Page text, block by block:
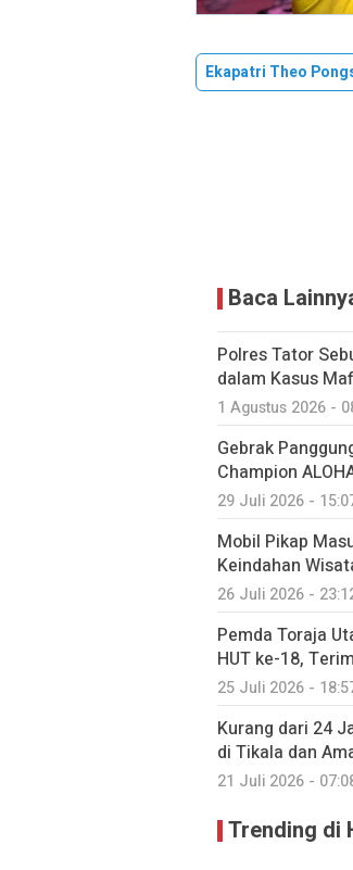
Ekapatri Theo
Baca
Polres Tator
dalam Kasus
1 Agustus 2026 -
Gebrak
Champion
29 Juli 2026 -
Mobil Pikap
Keindahan
26 Juli 2026 -
Pemda Toraja
HUT ke-18,
25 Juli 2026 -
Kurang dari 24
di Tikala dan
21 Juli 2026 -
Trending di